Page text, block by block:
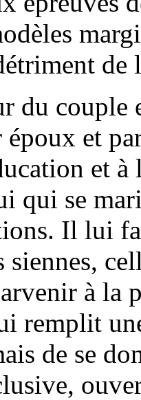
de
du
époux et
et
qui se
Il lui
siennes,
à la
remplit
de se